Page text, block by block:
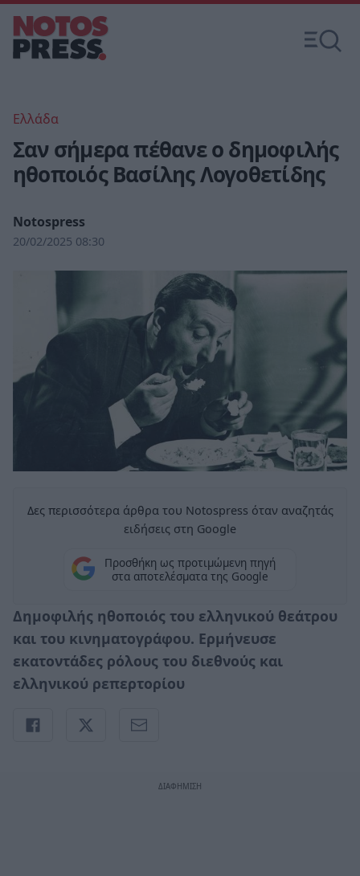
Ελλάδα
Σαν σήμερα πέθανε ο δημοφιλής
ηθοποιός Βασίλης Λογοθετίδης
Notospress
20/02/2025 08:30
Δες περισσότερα άρθρα του Notospress όταν αναζητάς
ειδήσεις στη Google
Προσθήκη ως προτιμώμενη πηγή
στα αποτελέσματα της Google
Δημοφιλής ηθοποιός του ελληνικού θεάτρου
και του κινηματογράφου. Ερμήνευσε
εκατοντάδες ρόλους του διεθνούς και
ελληνικού ρεπερτορίου